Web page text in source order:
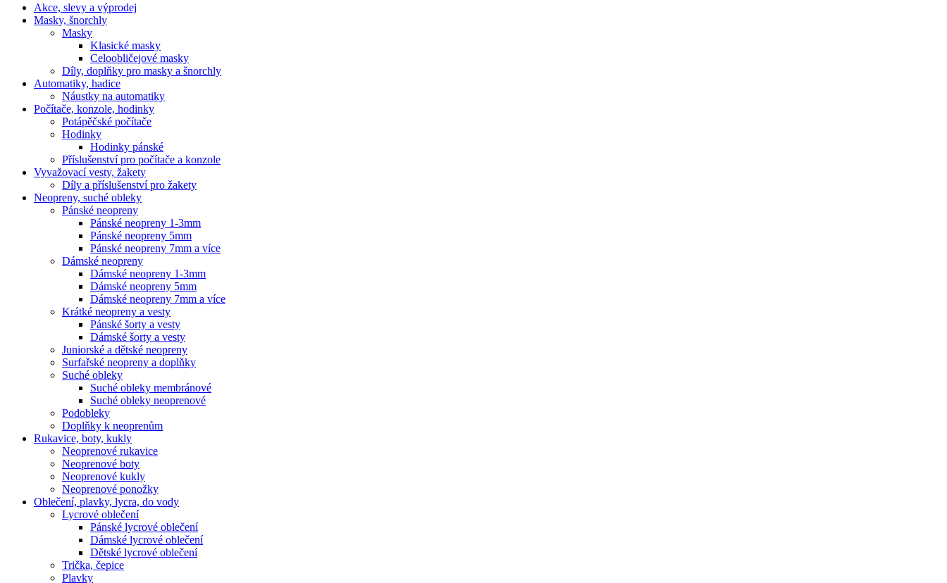
Akce, slevy a výprodej
Masky, šnorchly
Masky
Klasické masky
Celoobličejové masky
Díly, doplňky pro masky a šnorchly
Automatiky, hadice
Náustky na automatiky
Počítače, konzole, hodinky
Potápěčské počítače
Hodinky
Hodinky pánské
Příslušenství pro počítače a konzole
Vyvažovací vesty, žakety
Díly a příslušenství pro žakety
Neopreny, suché obleky
Pánské neopreny
Pánské neopreny 1-3mm
Pánské neopreny 5mm
Pánské neopreny 7mm a více
Dámské neopreny
Dámské neopreny 1-3mm
Dámské neopreny 5mm
Dámské neopreny 7mm a více
Krátké neopreny a vesty
Pánské šorty a vesty
Dámské šorty a vesty
Juniorské a dětské neopreny
Surfařské neopreny a doplňky
Suché obleky
Suché obleky membránové
Suché obleky neoprenové
Podobleky
Doplňky k neoprenům
Rukavice, boty, kukly
Neoprenové rukavice
Neoprenové boty
Neoprenové kukly
Neoprenové ponožky
Oblečení, plavky, lycra, do vody
Lycrové oblečení
Pánské lycrové oblečení
Dámské lycrové oblečení
Dětské lycrové oblečení
Trička, čepice
Plavky